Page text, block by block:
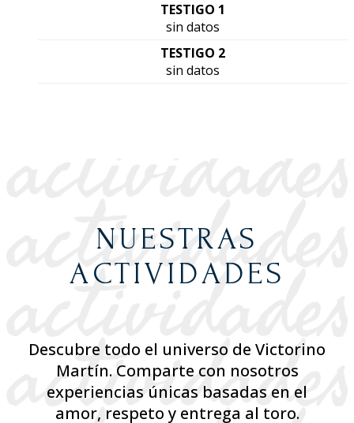
TESTIGO 1
sin datos
TESTIGO 2
sin datos
NUESTRAS
ACTIVIDADES
Descubre todo el universo de Victorino
Martín. Comparte con nosotros
experiencias únicas basadas en el
amor, respeto y entrega al toro.